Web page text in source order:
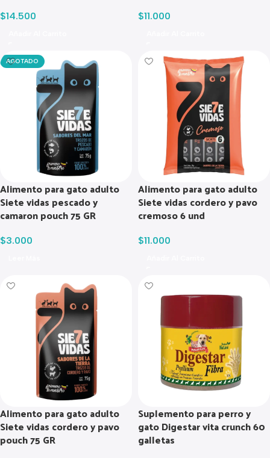
$14.500 $11.000
AGOTADO
Alimento para gato adulto
Siete vidas pescado y
camaron pouch 75 GR
$3.000
Alimento para gato adulto
Siete vidas cordero y pavo
cremoso 6 und
$11.000
Alimento para gato adulto
Siete vidas cordero y pavo
pouch 75 GR
Suplemento para perro y
gato Digestar vita crunch 60
galletas